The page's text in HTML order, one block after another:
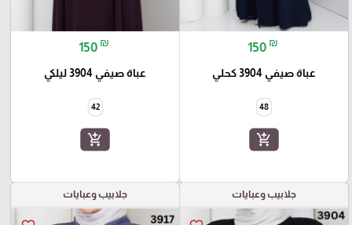
150 ₪
عباة صيفي 3904 كحلي
48
add_shopping_cart
150 ₪
عباة صيفي 3904 ليلكي
42
add_shopping_cart
جلابيب وعبايات جلابيب وعبايات